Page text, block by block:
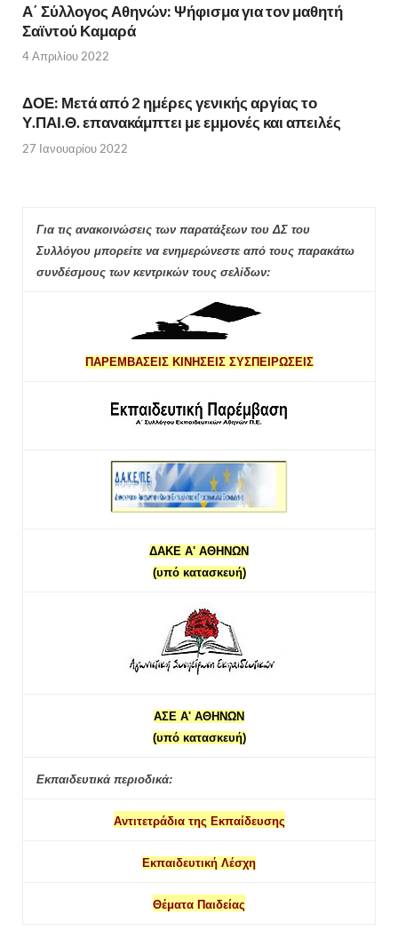
Α΄ Σύλλογος Αθηνών: Ψήφισμα για τον μαθητή
Σαϊντού Καμαρά
4 Απριλίου 2022
ΔΟΕ: Μετά από 2 ημέρες γενικής αργίας το
Υ.ΠΑΙ.Θ. επανακάμπτει με εμμονές και απειλές
27 Ιανουαρίου 2022
Για τις ανακοινώσεις των παρατάξεων του ΔΣ του
Συλλόγου μπορείτε να ενημερώνεστε από τους παρακάτω
συνδέσμους των κεντρικών τους σελίδων:
ΠΑΡΕΜΒΑΣΕΙΣ ΚΙΝΗΣΕΙΣ ΣΥΣΠΕΙΡΩΣΕΙΣ
ΔΑΚΕ Α' ΑΘΗΝΩΝ
(υπό κατασκευή)
ΑΣΕ Α' ΑΘΗΝΩΝ
(υπό κατασκευή)
Εκπαιδευτικά περιοδικά:
Αντιτετράδια της Εκπαίδευσης
Εκπαιδευτική Λέσχη
Θέματα Παιδείας